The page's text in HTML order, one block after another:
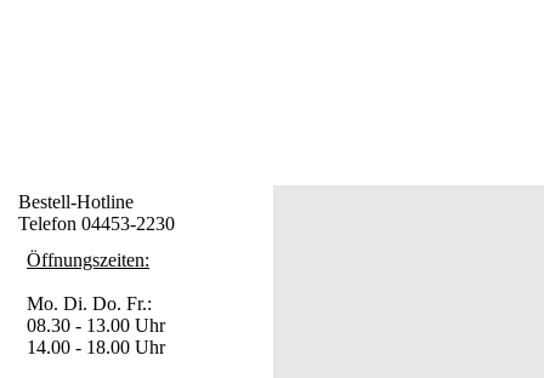
Bestell-Hotline
Telefon 04453-2230
Öffnungszeiten:
Mo. Di. Do. Fr.:
08.30 - 13.00 Uhr
14.00 - 18.00 Uhr